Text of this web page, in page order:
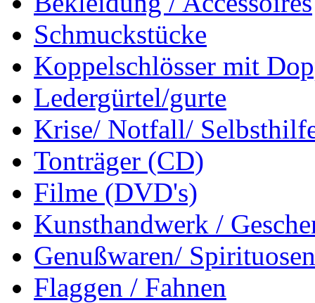
Schmuckstücke
Koppelschlösser mit
Ledergürtel/gurte
Krise/ Notfall/
Tonträger (CD)
Filme (DVD's)
Kunsthandwerk /
Genußwaren/ Spirituosen
Flaggen / Fahnen